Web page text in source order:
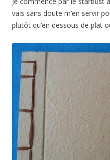
vais sans doute m’en servir
plutôt qu’en dessous de plat